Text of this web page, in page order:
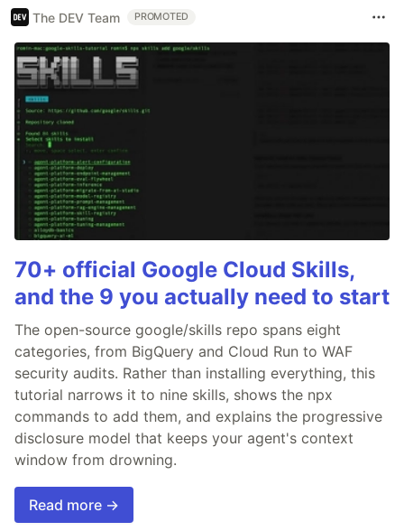
The DEV Team PROMOTED
70+ official Google Cloud Skills,
and the 9 you actually need to start
The open-source google/skills repo spans eight
categories, from BigQuery and Cloud Run to WAF
security audits. Rather than installing everything, this
tutorial narrows it to nine skills, shows the npx
commands to add them, and explains the progressive
disclosure model that keeps your agent's context
window from drowning.
Read more →